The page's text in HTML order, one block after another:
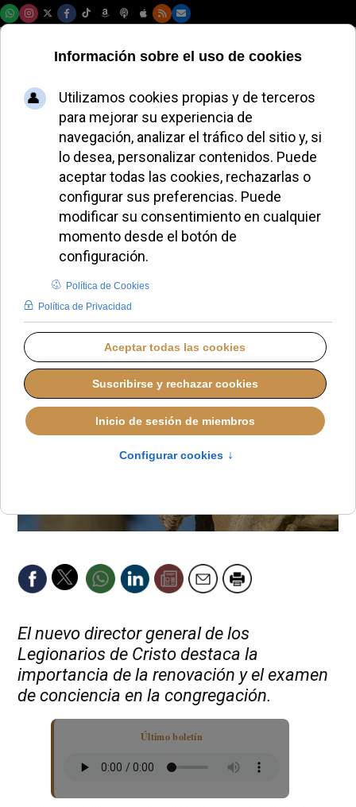
Los Legionarios de
Cristo afrontan una
nueva etapa de
renovación
REDACCIÓN
LO QUE OTROS CUENTAN
MIÉRCOLES, 13 MAYO 2026 08:35
El nuevo director general de los
Legionarios de Cristo destaca la
importancia de la renovación y el examen
de conciencia en la congregación.
Último boletín